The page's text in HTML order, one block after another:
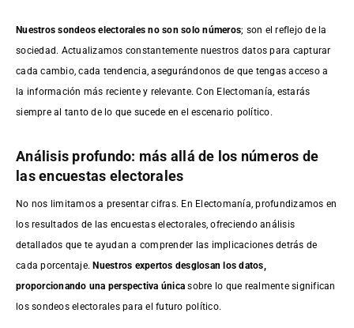
Nuestros sondeos electorales no son solo números; son el reflejo de la
sociedad. Actualizamos constantemente nuestros datos para capturar
cada cambio, cada tendencia, asegurándonos de que tengas acceso a
la información más reciente y relevante. Con Electomanía, estarás
siempre al tanto de lo que sucede en el escenario político.
Análisis profundo: más allá de los números de
las encuestas electorales
No nos limitamos a presentar cifras. En Electomanía, profundizamos en
los resultados de las encuestas electorales, ofreciendo análisis
detallados que te ayudan a comprender las implicaciones detrás de
cada porcentaje.Nuestros expertos desglosan los datos,
proporcionando una perspectiva única sobre lo que realmente significan
los sondeos electorales para el futuro político.